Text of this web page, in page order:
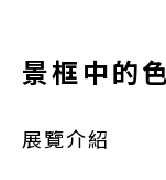
景框中的
展覽介紹